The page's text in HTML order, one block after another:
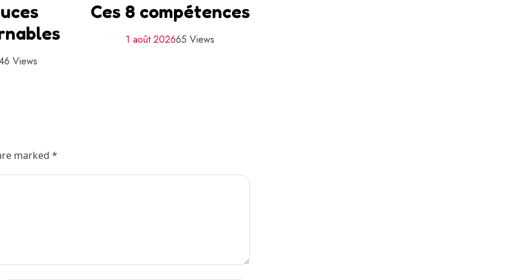
Views
Ces 8 compétences
1 août 202665 Views
marked *